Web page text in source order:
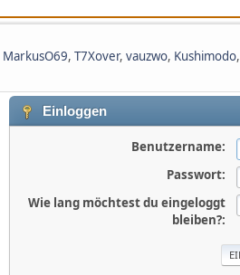
MarkusO69, T7Xover, vauzwo, Kushimodo,
Einloggen
Benutzername:
Passwort:
Wie lang möchtest du eingeloggt
bleiben?: